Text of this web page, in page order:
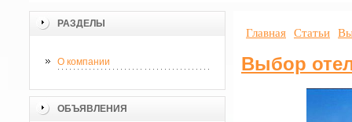
РАЗДЕЛЫ
О компании
ОБЪЯВЛЕНИЯ
Главная Статьи
Выбор